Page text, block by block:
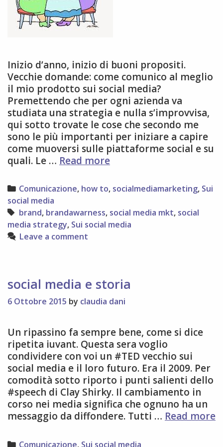
Inizio d’anno, inizio di buoni propositi.
Vecchie domande: come comunico al meglio
il mio prodotto sui social media?
Premettendo che per ogni azienda va
studiata una strategia e nulla s’improvvisa,
qui sotto trovate le cose che secondo me
sono le più importanti per iniziare a capire
come muoversi sulle piattaforme social e su
quali. Le … Read moresocial
per
raccontare
i
brand
Categories
Comunicazione, how to, socialmediamarketing, Sui
social media
Tags
brand, brandawarness, social media mkt, social
media strategy, Sui social media
Leave a comment
social media e storia
6 Ottobre 2015 by claudia dani
Un ripassino fa sempre bene, come si dice
ripetita iuvant. Questa sera voglio
condividere con voi un #TED vecchio sui
social media e il loro futuro. Era il 2009. Per
comodità sotto riporto i punti salienti dello
#speech di Clay Shirky. Il cambiamento in
corso nei media significa che ognuno ha un
messaggio da diffondere. Tutti … Read more
Categories
Comunicazione, Sui social media